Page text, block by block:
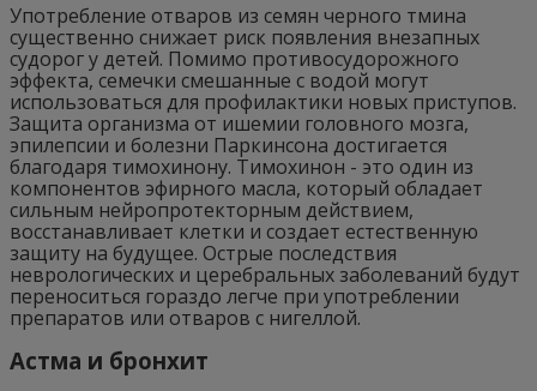
Употребление отваров из семян черного тмина
существенно снижает риск появления внезапных
судорог у детей. Помимо противосудорожного
эффекта, семечки смешанные с водой могут
использоваться для профилактики новых приступов.
Защита организма от ишемии головного мозга,
эпилепсии и болезни Паркинсона достигается
благодаря тимохинону. Тимохинон - это один из
компонентов эфирного масла, который обладает
сильным нейропротекторным действием,
восстанавливает клетки и создает естественную
защиту на будущее. Острые последствия
неврологических и церебральных заболеваний будут
переноситься гораздо легче при употреблении
препаратов или отваров с нигеллой.
Астма и бронхит